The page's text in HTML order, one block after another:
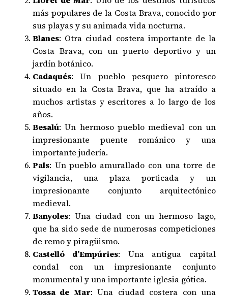
más populares de la Costa Brava, conocido por
sus playas y su animada vida nocturna.
Blanes: Otra ciudad costera importante de la
Costa Brava, con un puerto deportivo y un
jardín botánico.
Cadaqués: Un pueblo pesquero pintoresco
situado en la Costa Brava, que ha atraído a
muchos artistas y escritores a lo largo de los
años.
Besalú: Un hermoso pueblo medieval con un
impresionante puente románico y una
importante judería.
Pals: Un pueblo amurallado con una torre de
vigilancia, una plaza porticada y un
impresionante conjunto arquitectónico
medieval.
Banyoles: Una ciudad con un hermoso lago,
que ha sido sede de numerosas competiciones
de remo y piragüismo.
Castelló d’Empúries: Una antigua capital
condal con un impresionante conjunto
monumental y una importante iglesia gótica.
Tossa de Mar: Una ciudad costera con una